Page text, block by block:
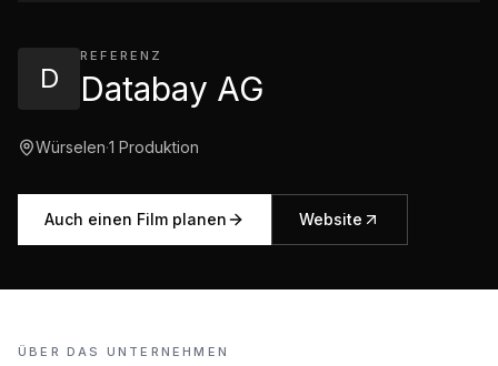
D
REFERENZ
Databay AG
Würselen·1 Produktion
Auch einen Film planen Website
ÜBER DAS UNTERNEHMEN